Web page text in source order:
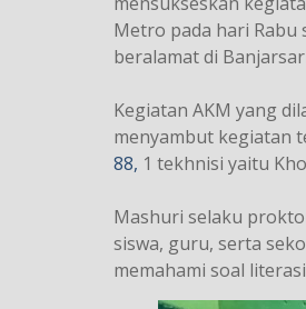
Metro pada hari Rabu
beralamat di
Kegiatan AKM yang
menyambut kegiatan
88, 1 tekhnisi yaitu
Mashuri selaku
siswa, guru, serta
memahami soal